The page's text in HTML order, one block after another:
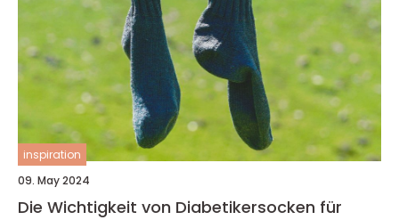
inspiration
09. May 2024
Die Wichtigkeit von Diabetikersocken für